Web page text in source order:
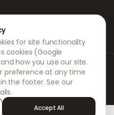
e farmácias totalmente
para garantir que as
segura e com o máximo
registados tratam de
nossas farmácias parceiras
for site functionality
cookies (Google
how you use our site.
preference at any time
the footer. See our
Accept All